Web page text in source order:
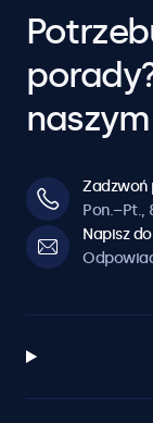
Zadzwoń
Pon.–Pt.,
Napisz